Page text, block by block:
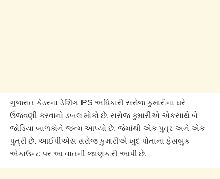
ગુજરાત કેડરના ડેશિંગ IPS અધિકારી સરોજ કુમારીના ઘરે
ઉજવણી કરવાનો ડબલ મોકો છે. સરોજ કુમારીએ એકસાથે બે
જોડિયા બાળકોને જન્મ આપ્યો છે. જેમાંથી એક પુત્ર અને એક
પુત્રી છે. આઈપીએસ સરોજ કુમારીએ ખુદ પોતાના ફેસબુક
એકાઉન્ટ પર આ વાતની જાણકારી આપી છે.